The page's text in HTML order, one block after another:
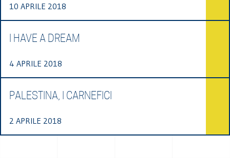
10 APRILE 2018
I HAVE A DREAM
4 APRILE 2018
PALESTINA, I CARNEFICI
2 APRILE 2018